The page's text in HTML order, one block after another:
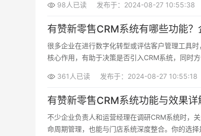
98人已读 发布于：2024-08-27 10:55:38
有赞新零售CRM系统有哪些功能
很多企业在进行数字化转型或评估客户管理工具
核心作用，有助于决策是否引入CRM系统，同时
361人已读 发布于：2024-08-27 10:55:18
有赞新零售CRM系统功能与效果详
不少企业负责人和运营经理在调研CRM系统时，
命周期管理，也能与门店系统深度整合。你的选择